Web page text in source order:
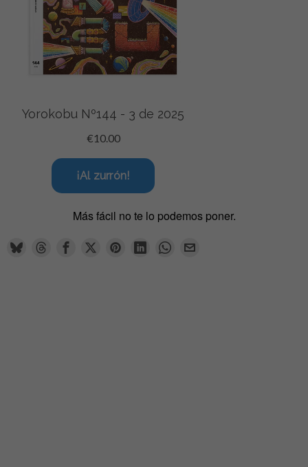
Más fácil no te lo podemos poner.